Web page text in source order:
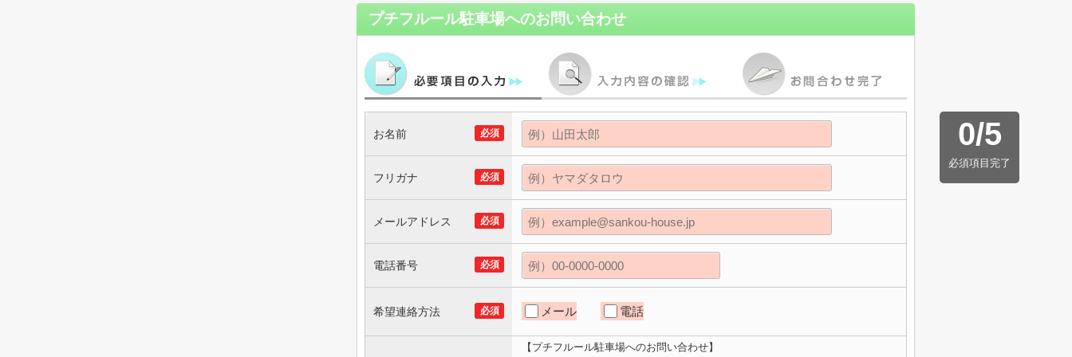
プチフルール駐車場へのお問い合わせ
0/5
必須項目完了
必須
お名前
必須
フリガナ
必須
メールアドレス
必須
電話番号
必須
希望連絡方法 メール 電話
【プチフルール駐車場へのお問い合わせ】